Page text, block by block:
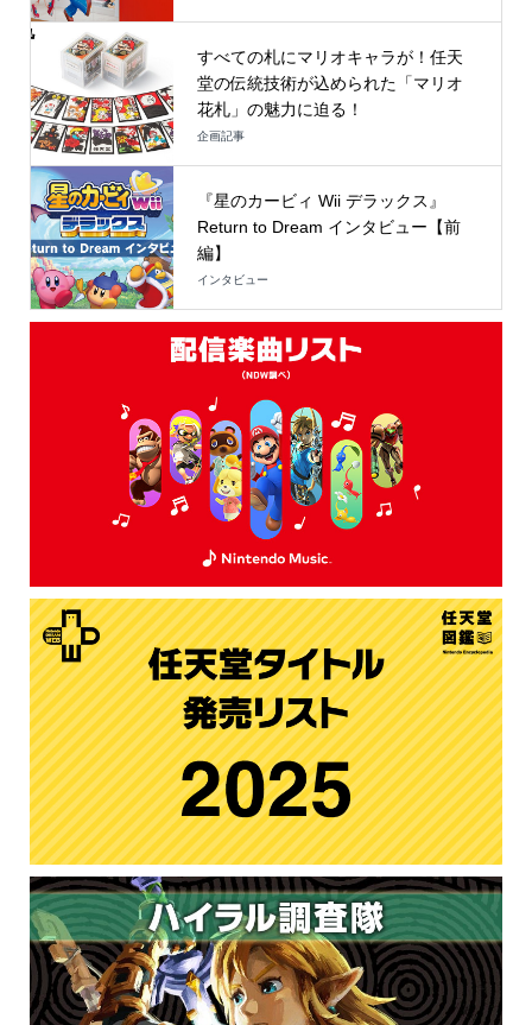
すべての札にマリオキャラが！任天
堂の伝統技術が込められた「マリオ
花札」の魅力に迫る！
企画記事
『星のカービィ Wii デラックス』
Return to Dream インタビュー【前
編】
インタビュー